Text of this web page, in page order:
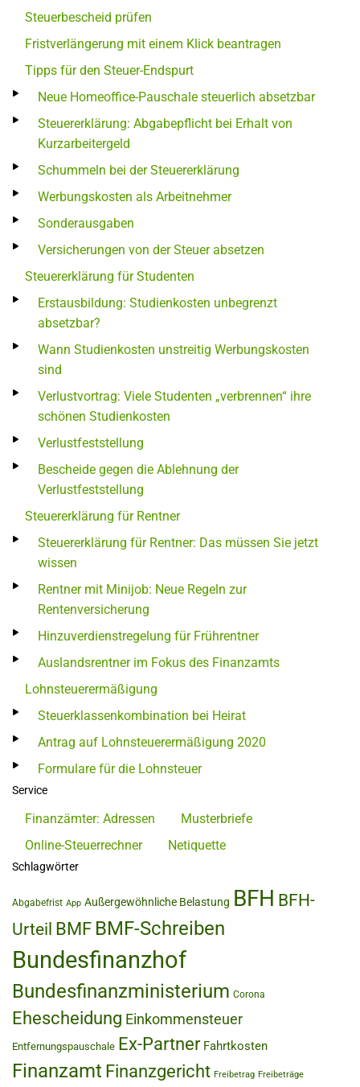
Steuerbescheid prüfen
Fristverlängerung mit einem Klick beantragen
Tipps für den Steuer-Endspurt
Neue Homeoffice-Pauschale steuerlich absetzbar
Steuererklärung: Abgabepflicht bei Erhalt von
Kurzarbeitergeld
Schummeln bei der Steuererklärung
Werbungskosten als Arbeitnehmer
Sonderausgaben
Versicherungen von der Steuer absetzen
Steuererklärung für Studenten
Erstausbildung: Studienkosten unbegrenzt
absetzbar?
Wann Studienkosten unstreitig Werbungskosten
sind
Verlustvortrag: Viele Studenten „verbrennen“ ihre
schönen Studienkosten
Verlustfeststellung
Bescheide gegen die Ablehnung der
Verlustfeststellung
Steuererklärung für Rentner
Steuererklärung für Rentner: Das müssen Sie jetzt
wissen
Rentner mit Minijob: Neue Regeln zur
Rentenversicherung
Hinzuverdienstregelung für Frührentner
Auslandsrentner im Fokus des Finanzamts
Lohnsteuerermäßigung
Steuerklassenkombination bei Heirat
Antrag auf Lohnsteuerermäßigung 2020
Formulare für die Lohnsteuer
Service
Finanzämter: Adressen
Musterbriefe
Online-Steuerrechner
Netiquette
Schlagwörter
Abgabefrist App Außergewöhnliche Belastung BFH BFH-
Urteil BMF BMF-Schreiben
Bundesfinanzhof
Bundesfinanzministerium Corona
Ehescheidung Einkommensteuer
Entfernungspauschale Ex-Partner Fahrtkosten
Finanzamt Finanzgericht Freibetrag Freibeträge